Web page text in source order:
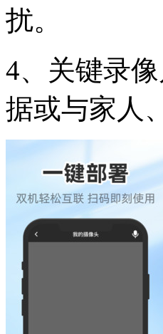
扰。
4、关键录
据或与家人